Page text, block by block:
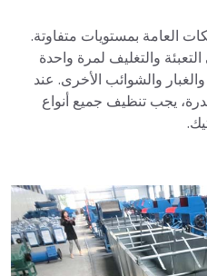
العامة بمستويات متفاوتة.
والتغليف لمرة واحدة
والشوائب الأخرى. عند
يجب تنظيف جميع أنواع